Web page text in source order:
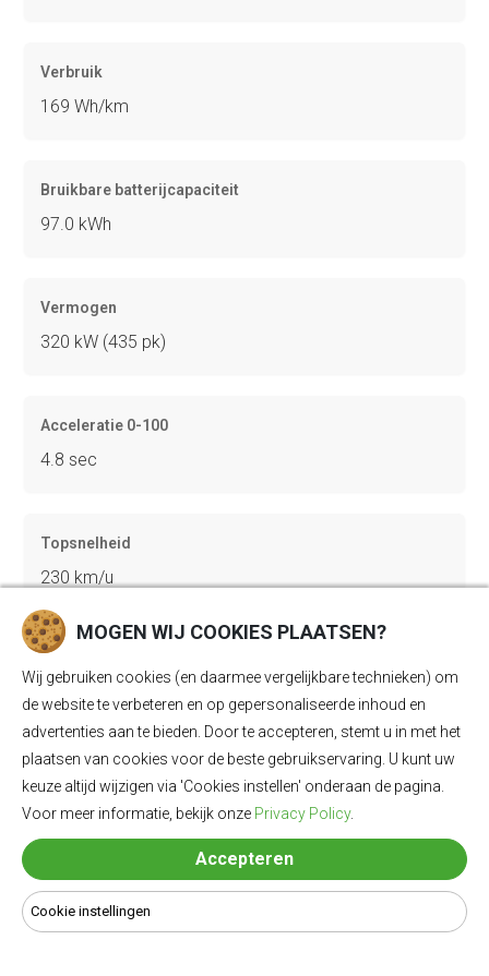
Verbruik
169 Wh/km
Bruikbare batterijcapaciteit
97.0 kWh
Vermogen
320 kW (435 pk)
Acceleratie 0-100
4.8 sec
Topsnelheid
230 km/u
2245 kg
Bagageruimte
407 Ll
Lengte
4963 mm
MOGEN WIJ COOKIES PLAATSEN?
Wij gebruiken cookies (en daarmee vergelijkbare technieken) om
de website te verbeteren en op gepersonaliseerde inhoud en
advertenties aan te bieden. Door te accepteren, stemt u in met het
plaatsen van cookies voor de beste gebruikservaring. U kunt uw
keuze altijd wijzigen via 'Cookies instellen' onderaan de pagina.
Voor meer informatie, bekijk onze Privacy Policy.
Accepteren
Cookie instellingen